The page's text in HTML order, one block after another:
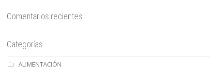
Comentarios recientes
Categorías
ALIMENTACIÓN